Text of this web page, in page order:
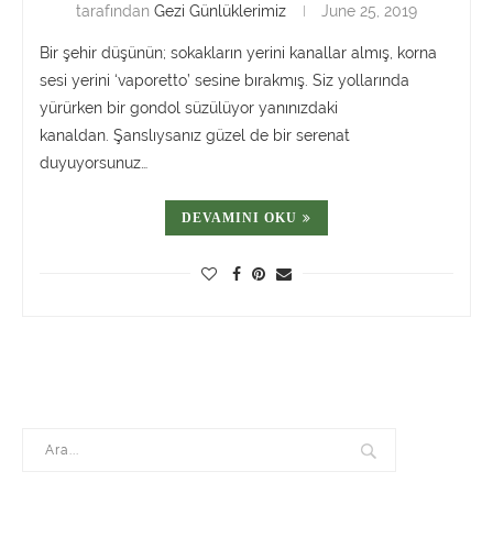
tarafından Gezi Günlüklerimiz June 25, 2019
Bir şehir düşünün; sokakların yerini kanallar almış, korna
sesi yerini ‘vaporetto’ sesine bırakmış. Siz yollarında
yürürken bir gondol süzülüyor yanınızdaki
kanaldan. Şanslıysanız güzel de bir serenat
duyuyorsunuz…
DEVAMINI OKU